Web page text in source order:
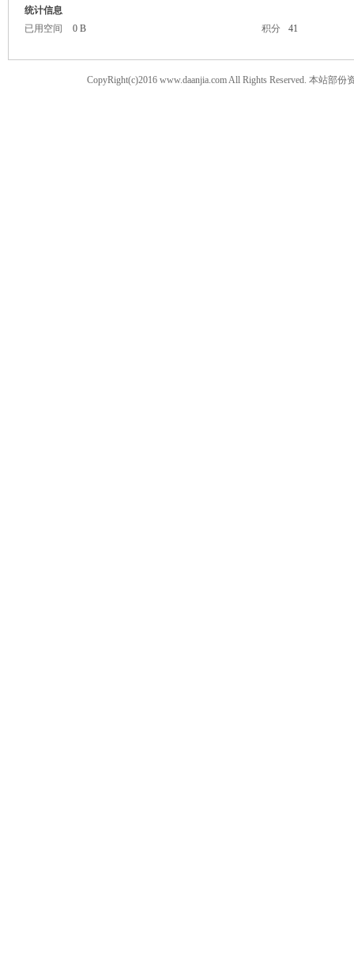
统计信息
已用空间
0 B 积分 41
CopyRight(c)2016 www.daanjia.com All Rights Reserved. 本站